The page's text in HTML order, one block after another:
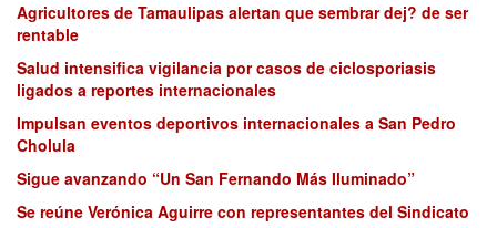
Agricultores de Tamaulipas alertan que sembrar dej? de ser
rentable
Salud intensifica vigilancia por casos de ciclosporiasis
ligados a reportes internacionales
Impulsan eventos deportivos internacionales a San Pedro
Cholula
Sigue avanzando “Un San Fernando Más Iluminado”
Se reúne Verónica Aguirre con representantes del Sindicato